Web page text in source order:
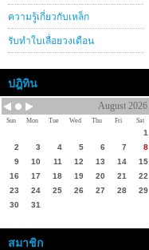
ความรู้เกี่ยวกับเหล็ก
รับทำใบเลื่อยวงเดือน
ปฎิทิน
August 2026
Sun Mon Tue Wed Thu Fri Sat
1
2
3 4 5 6 7
8
9
10 11 12 13 14
15
16
17 18 19 20 21
22
23
24 25 26 27 28
29
30
31
สมาชิก